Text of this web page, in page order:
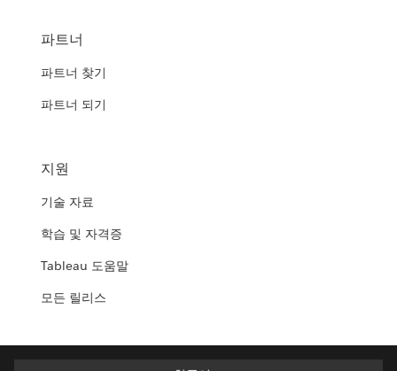
파트너
파트너 찾기
파트너 되기
지원
기술 자료
학습 및 자격증
Tableau 도움말
모든 릴리스